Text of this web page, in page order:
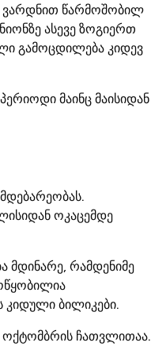
ვარდნით წარმოშობილ
ასევე ზოგიერთ
გამოცდილება კიდევ
მაინც მაისიდან
ოკაცემდე
მდინარე, რამდენიმე
კიდული ბილიკები.
ოქტომბრის ჩათვლითაა.